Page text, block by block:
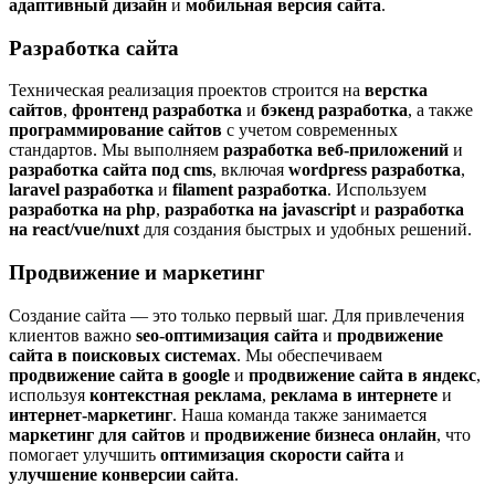
адаптивный дизайн и мобильная версия сайта.
Разработка сайта
Техническая реализация проектов строится на верстка
сайтов, фронтенд разработка и бэкенд разработка, а также
программирование сайтов с учетом современных
стандартов. Мы выполняем разработка веб-приложений и
разработка сайта под cms, включая wordpress разработка,
laravel разработка и filament разработка. Используем
разработка на php, разработка на javascript и разработка
на react/vue/nuxt для создания быстрых и удобных решений.
Продвижение и маркетинг
Создание сайта — это только первый шаг. Для привлечения
клиентов важно seo-оптимизация сайта и продвижение
сайта в поисковых системах. Мы обеспечиваем
продвижение сайта в google и продвижение сайта в яндекс,
используя контекстная реклама, реклама в интернете и
интернет-маркетинг. Наша команда также занимается
маркетинг для сайтов и продвижение бизнеса онлайн, что
помогает улучшить оптимизация скорости сайта и
улучшение конверсии сайта.